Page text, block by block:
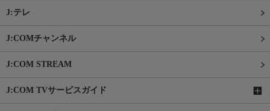
J:テレ
J:COMチャンネル
J:COM STREAM
J:COM TVサービスガイド